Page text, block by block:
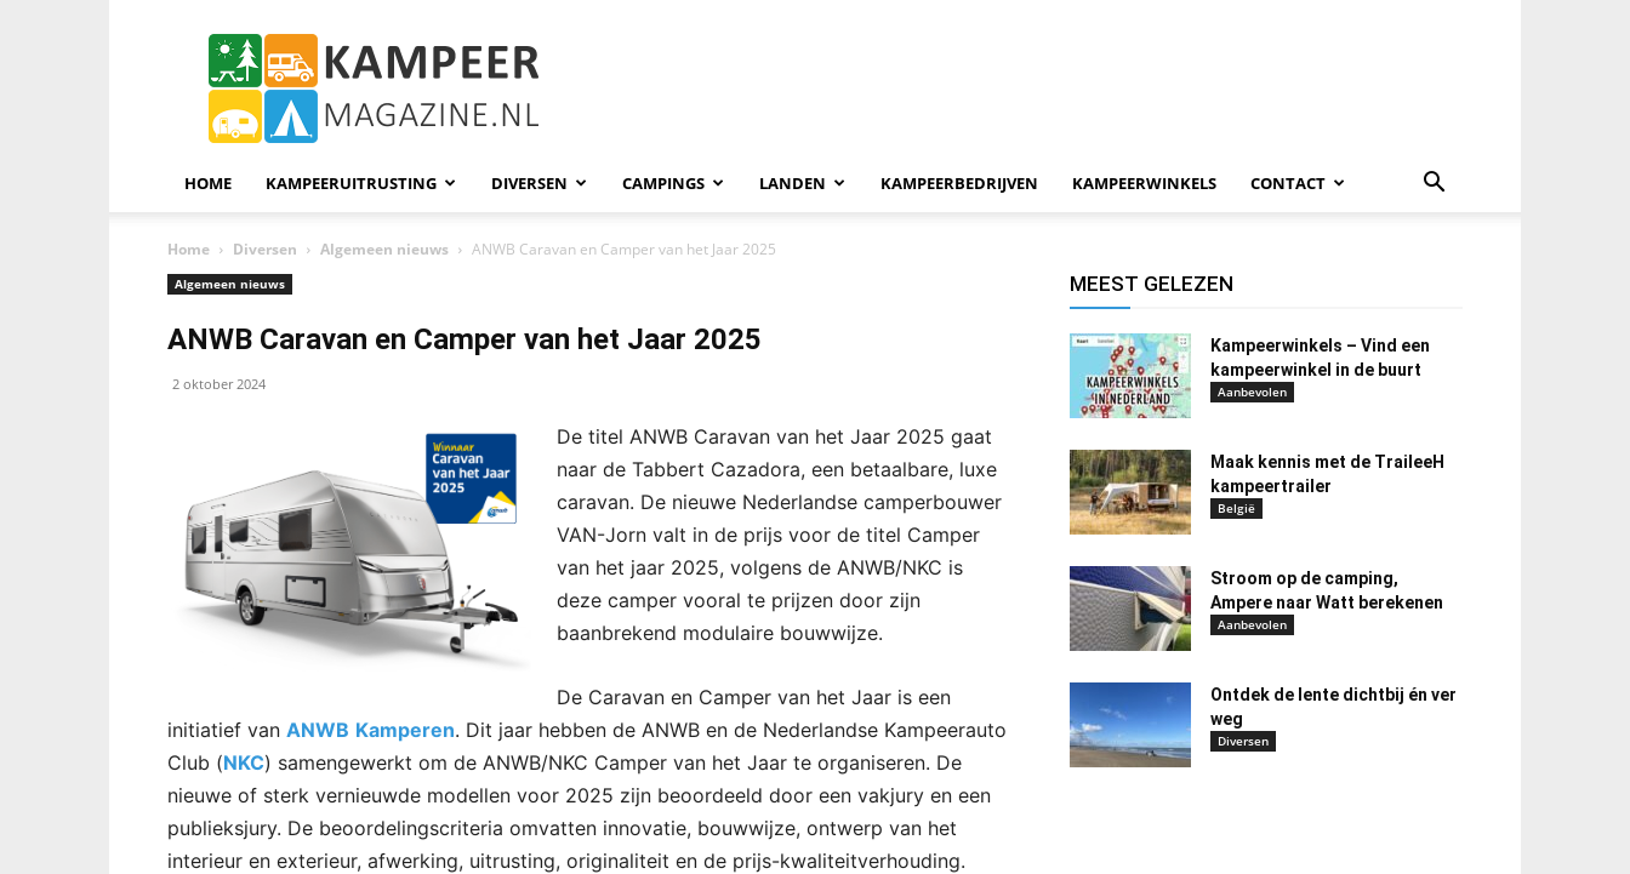
KampeerMagazine
HOME KAMPEERUITRUSTING DIVERSEN CAMPINGS LANDEN KAMPEERBEDRIJVEN KAMPEERWINKELS CONTACT
Home Diversen Algemeen nieuws ANWB Caravan en Camper van het Jaar 2025
Algemeen nieuws
ANWB Caravan en Camper van het Jaar 2025
2 oktober 2024
De titel ANWB Caravan van het Jaar 2025 gaat
naar de Tabbert Cazadora, een betaalbare, luxe
caravan. De nieuwe Nederlandse camperbouwer
VAN-Jorn valt in de prijs voor de titel Camper
van het jaar 2025, volgens de ANWB/NKC is
deze camper vooral te prijzen door zijn
baanbrekend modulaire bouwwijze.
De Caravan en Camper van het Jaar is een
initiatief van ANWB Kamperen. Dit jaar hebben de ANWB en de Nederlandse Kampeerauto
Club (NKC) samengewerkt om de ANWB/NKC Camper van het Jaar te organiseren. De
nieuwe of sterk vernieuwde modellen voor 2025 zijn beoordeeld door een vakjury en een
publieksjury. De beoordelingscriteria omvatten innovatie, bouwwijze, ontwerp van het
interieur en exterieur, afwerking, uitrusting, originaliteit en de prijs-kwaliteitverhouding.
MEEST GELEZEN
Kampeerwinkels – Vind een
kampeerwinkel in de buurt
Aanbevolen
Maak kennis met de TraileeH
kampeertrailer
België
Stroom op de camping,
Ampere naar Watt berekenen
Aanbevolen
Ontdek de lente dichtbij én ver
weg
Diversen